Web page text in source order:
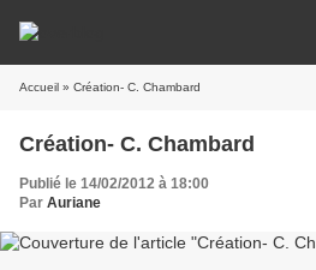
Accueil » Création- C. Chambard
Création- C. Chambard
Publié le 14/02/2012 à 18:00
Par Auriane